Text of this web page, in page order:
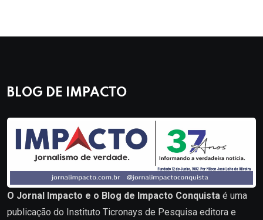
BLOG DE IMPACTO
O Jornal Impacto e o Blog de Impacto Conquista é uma
publicação do Instituto Ticronays de Pesquisa editora e